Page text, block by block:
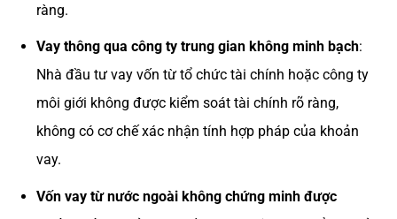
ràng.
Vay thông qua công ty trung gian không minh bạch:
Nhà đầu tư vay vốn từ tổ chức tài chính hoặc công ty
môi giới không được kiểm soát tài chính rõ ràng,
không có cơ chế xác nhận tính hợp pháp của khoản
vay.
Vốn vay từ nước ngoài không chứng minh được